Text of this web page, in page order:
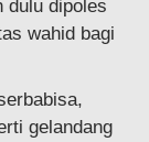
dulu dipoles
wahid bagi
gelandang